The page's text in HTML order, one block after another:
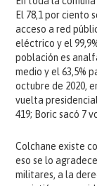
El 78,1 por ciento
acceso a red
eléctrico y el
población es
medio y el 63,5%
octubre de 2020,
vuelta
419; Boric sacó 7
Colchane existe
eso se lo
militares, a la